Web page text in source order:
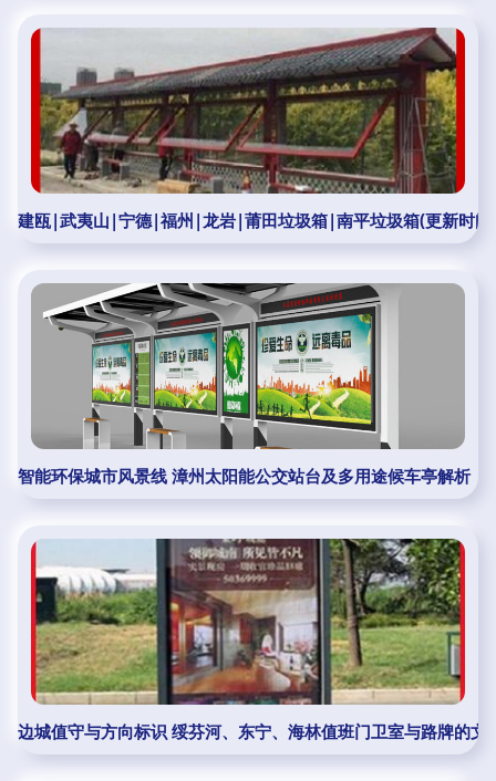
建瓯|武夷山|宁德|福州|龙岩|莆田垃圾箱|南平垃圾箱(更新时
智能环保城市风景线 漳州太阳能公交站台及多用途候车亭解析
边城值守与方向标识 绥芬河、东宁、海林值班门卫室与路牌的文